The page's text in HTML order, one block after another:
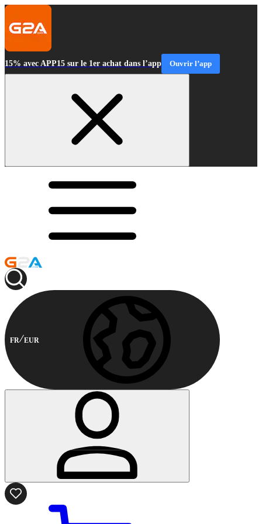
15% avec APP15 sur le 1er achat dans l’app Ouvrir l’app
FR EUR